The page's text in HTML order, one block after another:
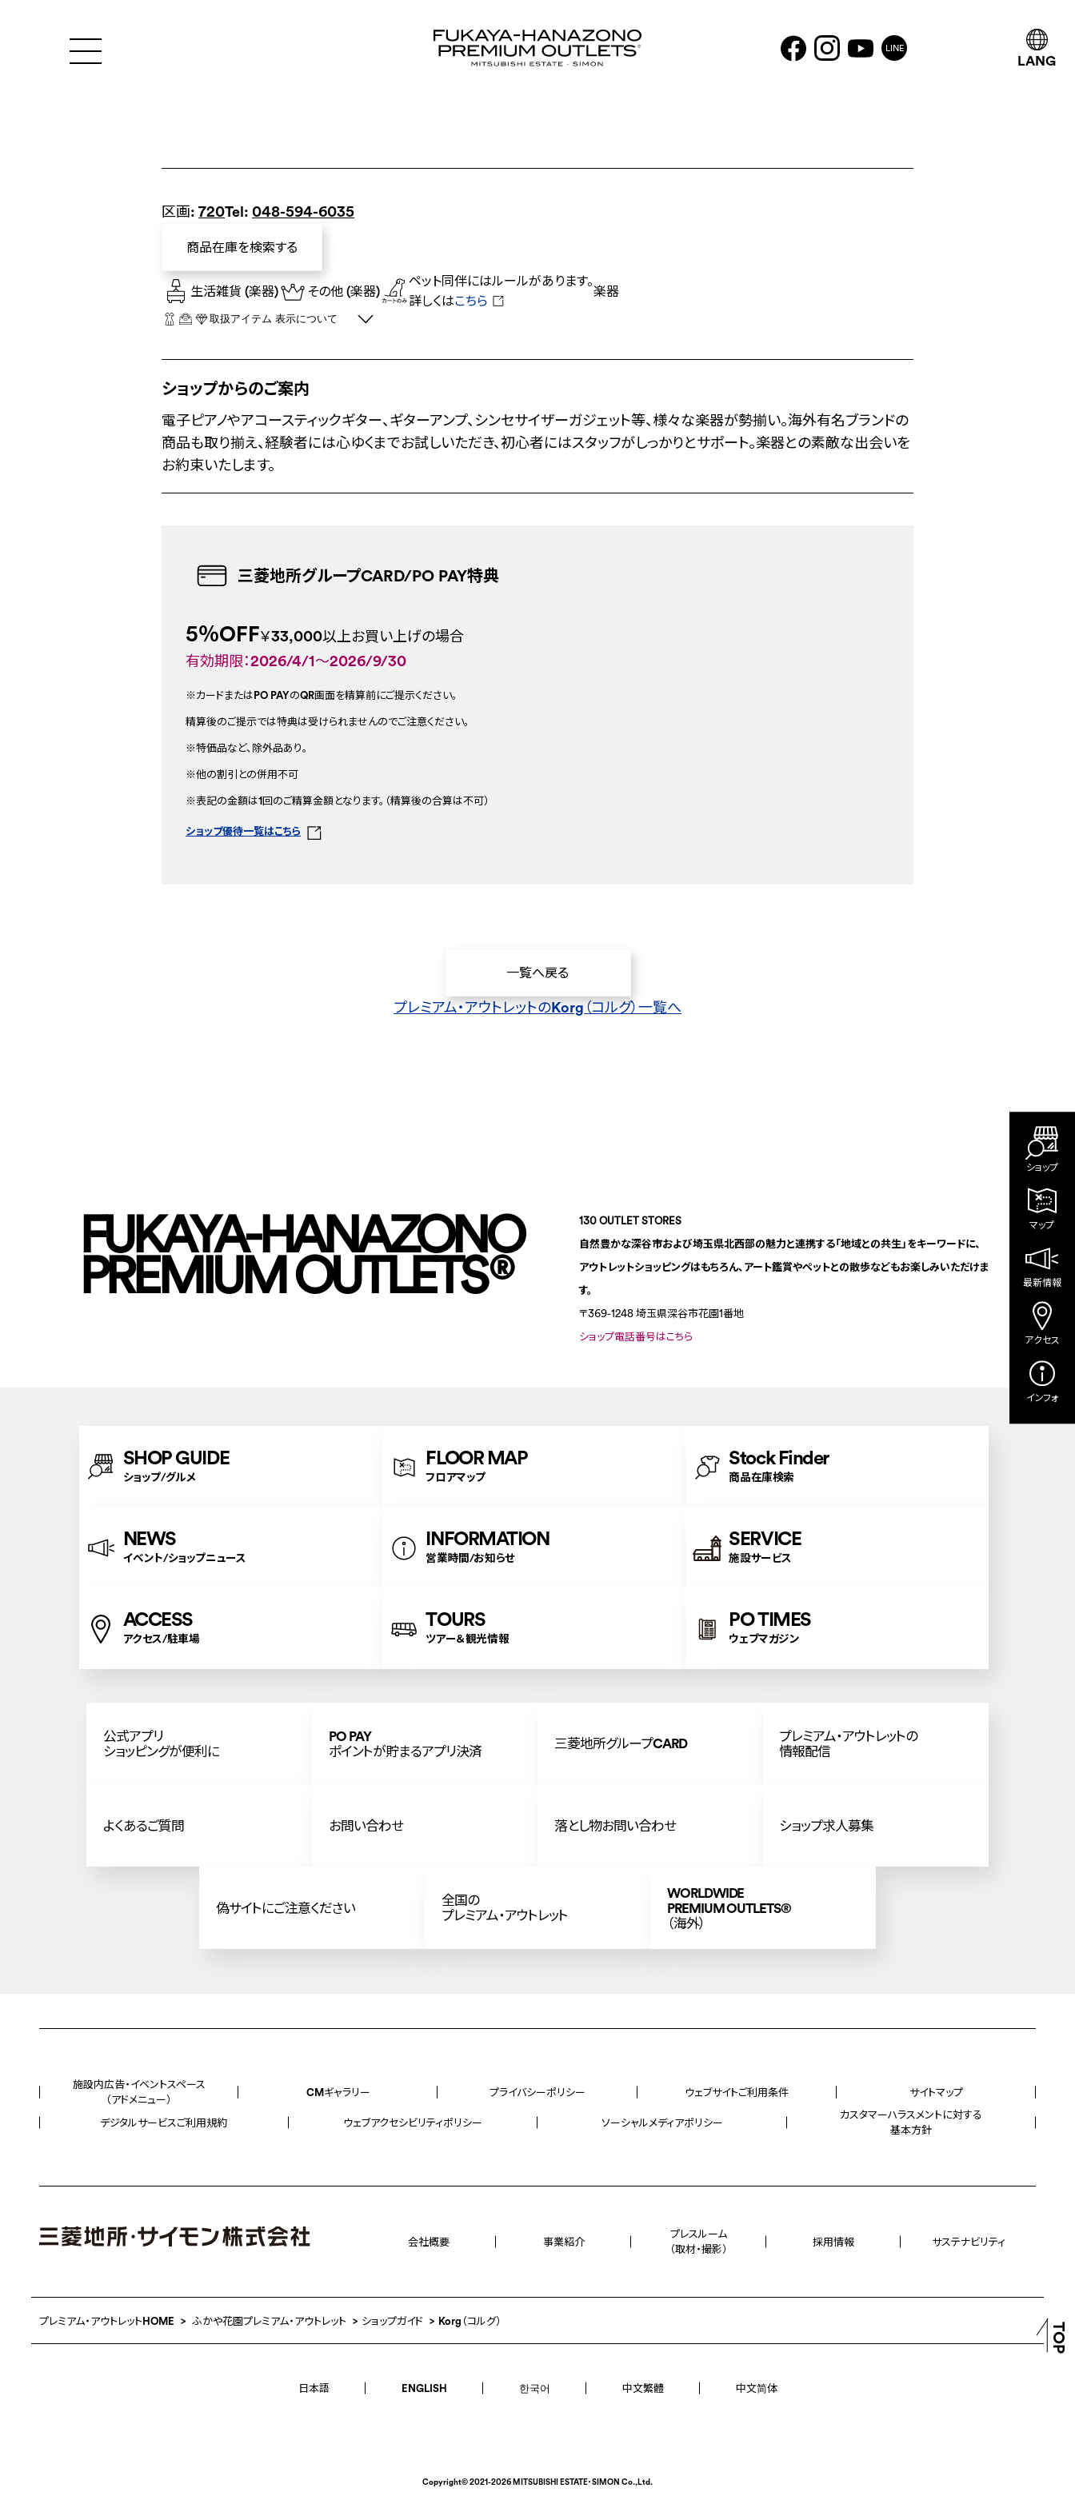
LANG
LINE
ショップ
マップ
最新情報
アクセス
インフォ
区画: 720Tel: 048-594-6035
商品在庫を検索する
生活雑貨 (楽器) その他 (楽器)
ペット同伴にはルールがあります。
詳しくはこちら
楽器
取扱アイテム 表示について
ショップからのご案内
電子ピアノやアコースティックギター、ギターアンプ、シンセサイザーガジェット等、様々な楽器が勢揃い。海外有名ブランドの
商品も取り揃え、経験者には心ゆくまでお試しいただき、初心者にはスタッフがしっかりとサポート。楽器との素敵な出会いを
お約束いたします。
三菱地所グループCARD/PO PAY特典
5％OFF￥33,000以上お買い上げの場合
有効期限：2026/4/1～2026/9/30
※カードまたはPO PAYのQR画面を精算前にご提示ください。
精算後のご提示では特典は受けられませんのでご注意ください。
※特価品など、除外品あり。
※他の割引との併用不可
※表記の金額は1回のご精算金額となります。（精算後の合算は不可）
ショップ優待一覧はこちら
一覧へ戻る
プレミアム・アウトレットのKorg（コルグ）一覧へ
FUKAYA-HANAZONO
PREMIUM OUTLETS®
130 OUTLET STORES
自然豊かな深谷市および埼玉県北西部の魅力と連携する「地域との共生」をキーワードに、
アウトレットショッピングはもちろん、アート鑑賞やペットとの散歩などもお楽しみいただけま
す。
〒369-1248埼玉県深谷市花園1番地
ショップ電話番号はこちら
SHOP GUIDE
ショップ/グルメ
FLOOR MAP
フロアマップ
Stock Finder
商品在庫検索
NEWS
イベント/ショップニュース
INFORMATION
営業時間/お知らせ
SERVICE
施設サービス
ACCESS
アクセス/駐車場
TOURS
ツアー＆観光情報
PO TIMES
ウェブマガジン
公式アプリ
ショッピングが便利に
PO PAY
ポイントが貯まるアプリ決済
三菱地所グループCARD
プレミアム・アウトレットの
情報配信
よくあるご質問 お問い合わせ 落とし物お問い合わせ ショップ求人募集
偽サイトにご注意ください
全国の
プレミアム・アウトレット
WORLDWIDE
PREMIUM OUTLETS®
（海外）
施設内広告・イベントスペース
（アドメニュー）
CMギャラリー プライバシーポリシー ウェブサイトご利用条件 サイトマップ
デジタルサービスご利用規約 ウェブアクセシビリティポリシー ソーシャルメディアポリシー
カスタマーハラスメントに対する
基本方針
会社概要 事業紹介
プレスルーム
（取材・撮影）
採用情報 サステナビリティ
プレミアム・アウトレットHOME ふかや花園プレミアム・アウトレット ショップガイド Korg（コルグ）
日本語 ENGLISH 한국어 中文繁體 中文简体
TOP
Copyright©2021-2026 MITSUBISHI ESTATE・SIMON Co.,Ltd.